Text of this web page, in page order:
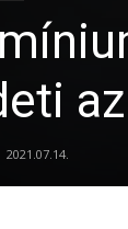
2021.07.14.